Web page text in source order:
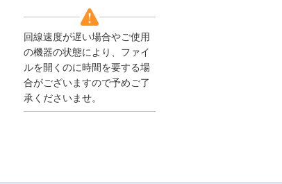
なお、情報は１月５日
(月)より登録されます。
2025/08/04
●夏季休業に伴う情報更
新停止のお知らせ●
建設資料館をご利用いた
だき、誠に有難うござい
回線速度が遅い場合やご使用
の機器の状態により、ファイ
ルを開くのに時間を要する場
合がございますので予めご了
承くださいませ。